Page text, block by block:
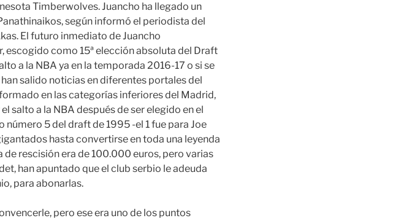
Timberwolves. Juancho ha llegado un
según informó el periodista del
El futuro inmediato de Juancho
escogido como 15ª elección absoluta del Draft
a la NBA ya en la temporada 2016-17 o si se
salido noticias en diferentes portales del
en las categorías inferiores del Madrid,
salto a la NBA después de ser elegido en el
5 del draft de 1995 -el 1 fue para Joe
hasta convertirse en toda una leyenda
de rescisión era de 100.000 euros, pero varias
han apuntado que el club serbio le adeuda
para abonarlas.
pero ese era uno de los puntos